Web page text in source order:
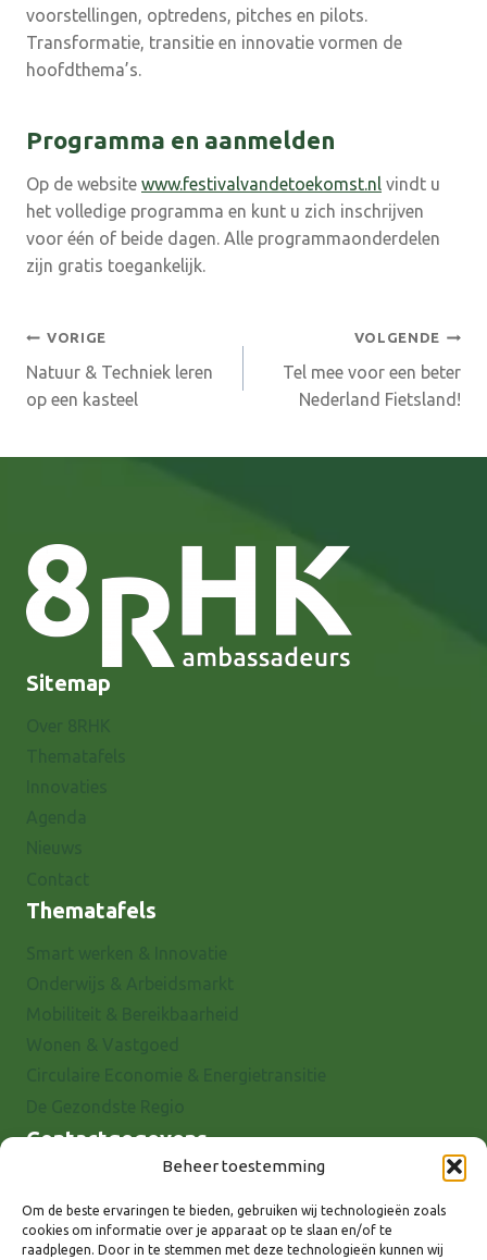
Beheer toestemming
Om de beste ervaringen te bieden, gebruiken wij technologieën zoals
cookies om informatie over je apparaat op te slaan en/of te
raadplegen. Door in te stemmen met deze technologieën kunnen wij
voorstellingen, optredens, pitches en pilots.
Transformatie, transitie en innovatie vormen de
hoofdthema’s.
Programma en aanmelden
Op de website www.festivalvandetoekomst.nl vindt u
het volledige programma en kunt u zich inschrijven
voor één of beide dagen. Alle programmaonderdelen
zijn gratis toegankelijk.
Bericht
navigatie
VORIGE
Natuur & Techniek leren
op een kasteel
VOLGENDE
Tel mee voor een beter
Nederland Fietsland!
Sitemap
Thematafels
Contactgegevens
7001 EX Doetinchem
E-mail: info@8rhk.nl